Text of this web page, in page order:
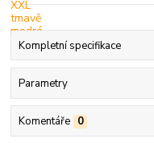
Kompletní specifikace
Parametry
Komentáře 0